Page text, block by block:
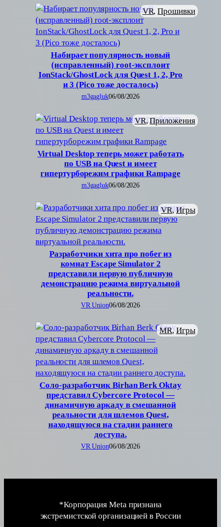
Набирает популярность новый
(исправленный) root-эксплоит
IonStack/GhostLock для Quest 1, 2, Pro
и 3 (Pico тоже досталось)
VR, Прошивки
m3gagluk06/08/2026
Virtual Desktop теперь может работать
по USB на Quest и имеет
гипертурборежим графики Rampage
VR, Приложения
m3gagluk06/08/2026
Разработчики хита про побег из
комнат Escape Simulator 2
представили первую публичную
демонстрацию режима виртуальной
реальности.
VR, Игры
VR Union06/08/2026
Соло-разработчик Birhan Berk Oktay
представил Cybercore Protocol —
динамичную аркаду в смешанной
реальности для шлемов Quest,
находящуюся на стадии раннего
доступа.
MR, Игры
VR Union06/08/2026
*Корпорация Meta признана
экстремистской организацией в России